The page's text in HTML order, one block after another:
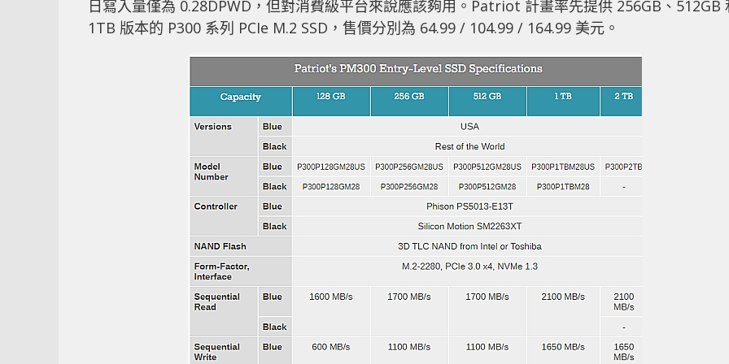
日寫入量僅為 0.28DPWD，但對消費級平台來說應該夠用。Patriot 計畫率先提供 256GB、512GB
1TB 版本的 P300 系列 PCIe M.2 SSD，售價分別為 64.99 / 104.99 / 164.99 美元。